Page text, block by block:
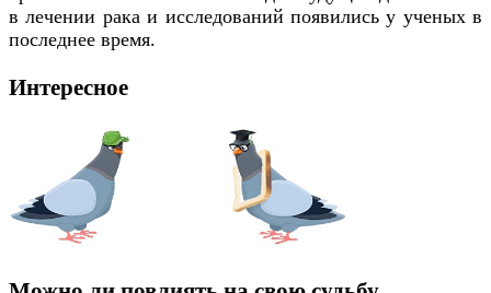
в лечении рака и исследований появились у ученых в
последнее время.
Интересное